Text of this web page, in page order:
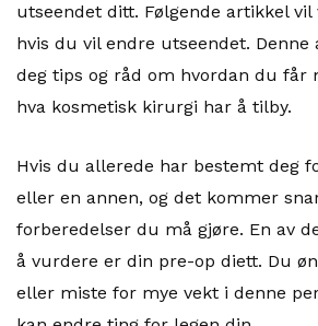
utseendet ditt. Følgende artikkel
hvis du vil endre utseendet. Denne
deg tips og råd om hvordan du får
hva kosmetisk kirurgi har å tilby.
Hvis du allerede har bestemt deg
eller en annen, og det kommer
forberedelser du må gjøre. En av
å vurdere er din pre-op diett. Du
eller miste for mye vekt i denne